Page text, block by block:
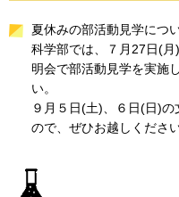
夏休みの部活動見学につ
科学部では、７月27日(
明会で部活動見学を実施
い。
９月５日(土)、６日(日)
ので、ぜひお越しください